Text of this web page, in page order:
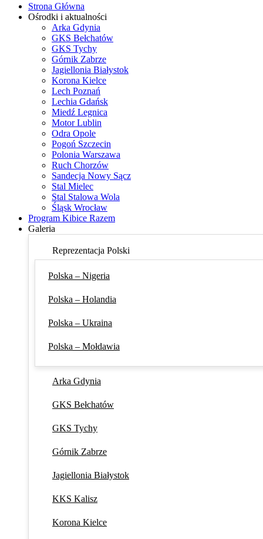
Strona Główna
Ośrodki i aktualności
Arka Gdynia
GKS Bełchatów
GKS Tychy
Górnik Zabrze
Jagiellonia Białystok
Korona Kielce
Lech Poznań
Lechia Gdańsk
Miedź Legnica
Motor Lublin
Odra Opole
Pogoń Szczecin
Polonia Warszawa
Ruch Chorzów
Sandecja Nowy Sącz
Stal Mielec
Stal Stalowa Wola
Śląsk Wrocław
Program Kibice Razem
Galeria
Reprezentacja Polski
Polska – Nigeria
Polska – Holandia
Polska – Ukraina
Polska – Mołdawia
Arka Gdynia
GKS Bełchatów
GKS Tychy
Górnik Zabrze
Jagiellonia Białystok
KKS Kalisz
Korona Kielce